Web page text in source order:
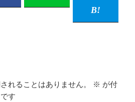
れることはありません。 ※ が付
す